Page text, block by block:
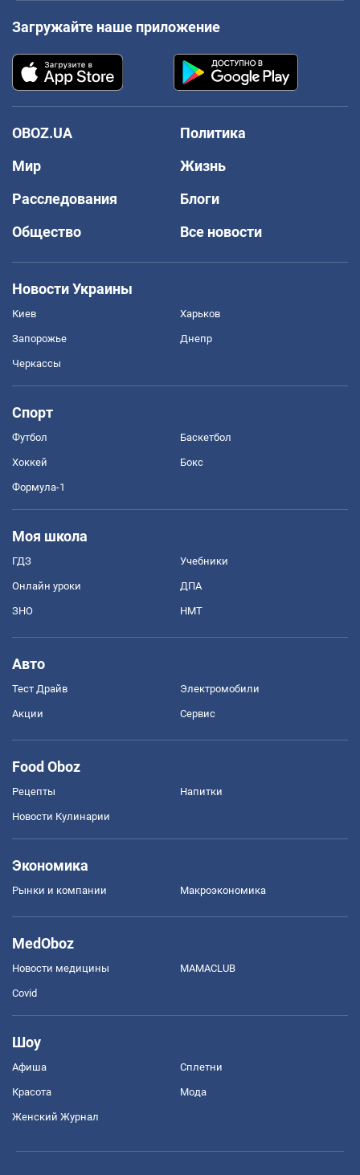
Загружайте наше приложение
OBOZ.UA
Политика
Мир
Жизнь
Расследования
Блоги
Общество
Все новости
Новости Украины
Киев Харьков
Запорожье Днепр
Черкассы
Спорт
Футбол Баскетбол
Хоккей Бокс
Формула-1
Моя школа
ГДЗ Учебники
Онлайн уроки ДПА
ЗНО НМТ
Авто
Тест Драйв Электромобили
Акции Сервис
Food Oboz
Рецепты Напитки
Новости Кулинарии
Экономика
Рынки и компании Mакроэкономика
MedOboz
Новости медицины MAMACLUB
Covid
Шоу
Афиша Сплетни
Красота Мода
Женский Журнал